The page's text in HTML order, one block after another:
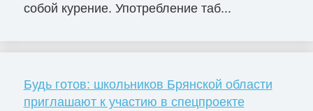
собой курение. Употребление таб...
Будь готов: школьников Брянской области
приглашают к участию в спецпроекте